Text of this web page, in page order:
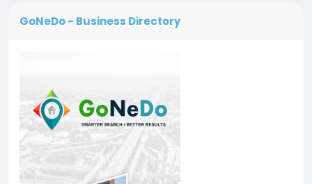
GoNeDo - Business Directory